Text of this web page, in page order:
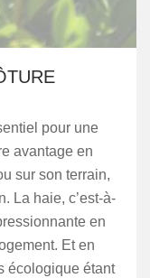
pour une
avantage en
sur son terrain,
La haie, c’est-à-
en
Et en
écologique étant